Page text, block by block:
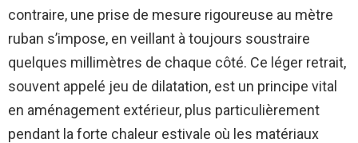
contraire, une prise de mesure rigoureuse au mètre
ruban s’impose, en veillant à toujours soustraire
quelques millimètres de chaque côté. Ce léger retrait,
souvent appelé jeu de dilatation, est un principe vital
en aménagement extérieur, plus particulièrement
pendant la forte chaleur estivale où les matériaux